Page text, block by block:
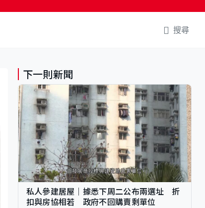
搜尋
下一則新聞
私人參建居屋｜據悉下周二公布兩選址 折
扣與房協相若 政府不回購賣剩單位